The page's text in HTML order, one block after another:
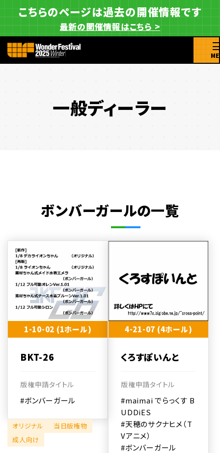
こちらのページは過去の開催情報です
最新の開催情報はこちら >
一般ディーラー
ボンバーガールの一覧
1-10-02 (1ホール)
BKT-26
版権申請タイトル
#ボンバーガール
オリジナル
当日版権物
成人向け
4-21-07 (4ホール)
くろすぽいんと
版権申請タイトル
#maimai でらっくす B
UDDiES
#天穂のサクナヒメ（T
Vアニメ）
#ボンバーガール